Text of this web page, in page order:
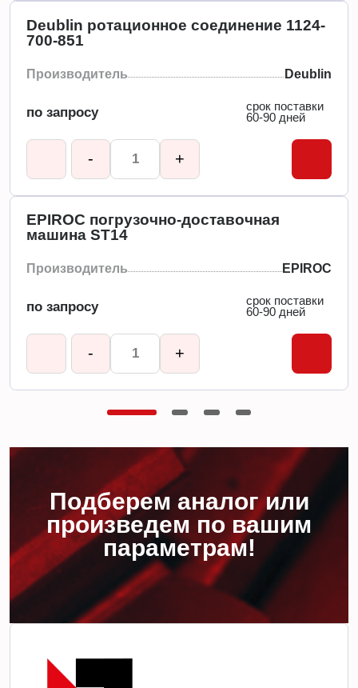
Deublin ротационное соединение 1124-
700-851
Производитель Deublin
по запросу
срок поставки
60-90 дней
- +
EPIROC погрузочно-доставочная
машина ST14
Производитель EPIROC
по запросу
срок поставки
60-90 дней
- +
Подберем аналог или
произведем по вашим
параметрам!